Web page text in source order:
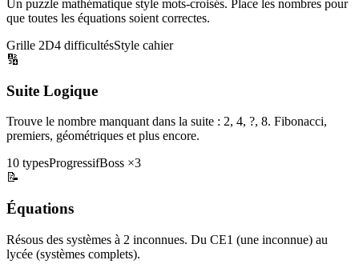
Un puzzle mathématique style mots-croisés. Place les nombres pour
que toutes les équations soient correctes.
Grille 2D4 difficultésStyle cahier
🔢
Suite Logique
Trouve le nombre manquant dans la suite : 2, 4, ?, 8. Fibonacci,
premiers, géométriques et plus encore.
10 typesProgressifBoss ×3
📝
Équations
Résous des systèmes à 2 inconnues. Du CE1 (une inconnue) au
lycée (systèmes complets).